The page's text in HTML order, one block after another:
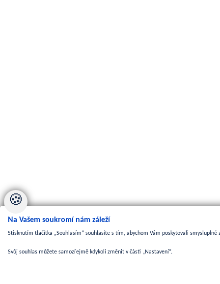
🍪
Na Vašem soukromí nám záleží
Stisknutím tlačítka „Souhlasím“ souhlasíte s tím, abychom Vám poskytovali
Svůj souhlas můžete samozřejmě kdykoli změnit v části „Nastavení“.